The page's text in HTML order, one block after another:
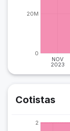
NOV
2023
0
20M
Cotistas
2